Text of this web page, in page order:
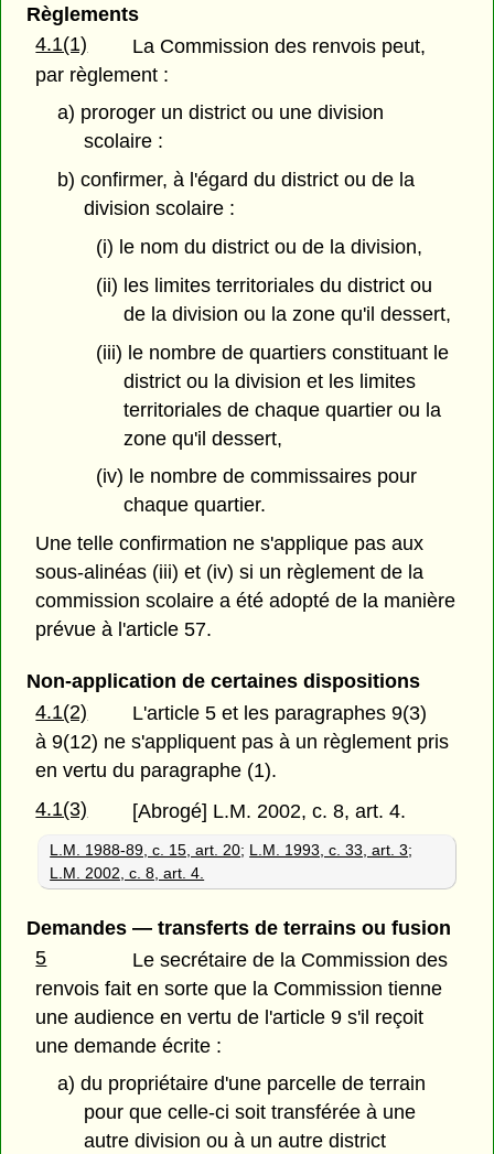
Règlements
4.1(1)
La Commission des renvois peut,
par règlement :
a) proroger un district ou une division
scolaire :
b) confirmer, à l'égard du district ou de la
division scolaire :
(i) le nom du district ou de la division,
(ii) les limites territoriales du district ou
de la division ou la zone qu'il dessert,
(iii) le nombre de quartiers constituant le
district ou la division et les limites
territoriales de chaque quartier ou la
zone qu'il dessert,
(iv) le nombre de commissaires pour
chaque quartier.
Une telle confirmation ne s'applique pas aux
sous-alinéas (iii) et (iv) si un règlement de la
commission scolaire a été adopté de la manière
prévue à l'article 57.
Non-application de certaines dispositions
4.1(2)
L'article 5 et les paragraphes 9(3)
à 9(12) ne s'appliquent pas à un règlement pris
en vertu du paragraphe (1).
4.1(3)
[Abrogé] L.M. 2002, c. 8, art. 4.
L.M. 1988-89, c. 15, art. 20; L.M. 1993, c. 33, art. 3;
L.M. 2002, c. 8, art. 4.
Demandes — transferts de terrains ou fusion
5
Le secrétaire de la Commission des
renvois fait en sorte que la Commission tienne
une audience en vertu de l'article 9 s'il reçoit
une demande écrite :
a) du propriétaire d'une parcelle de terrain
pour que celle-ci soit transférée à une
autre division ou à un autre district